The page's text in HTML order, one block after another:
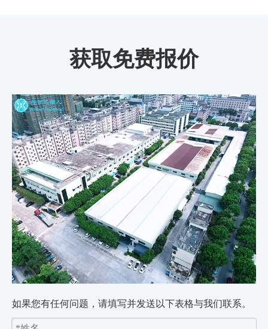
获取免费报价
如果您有任何问题，请填写并发送以下表格与我们联系。